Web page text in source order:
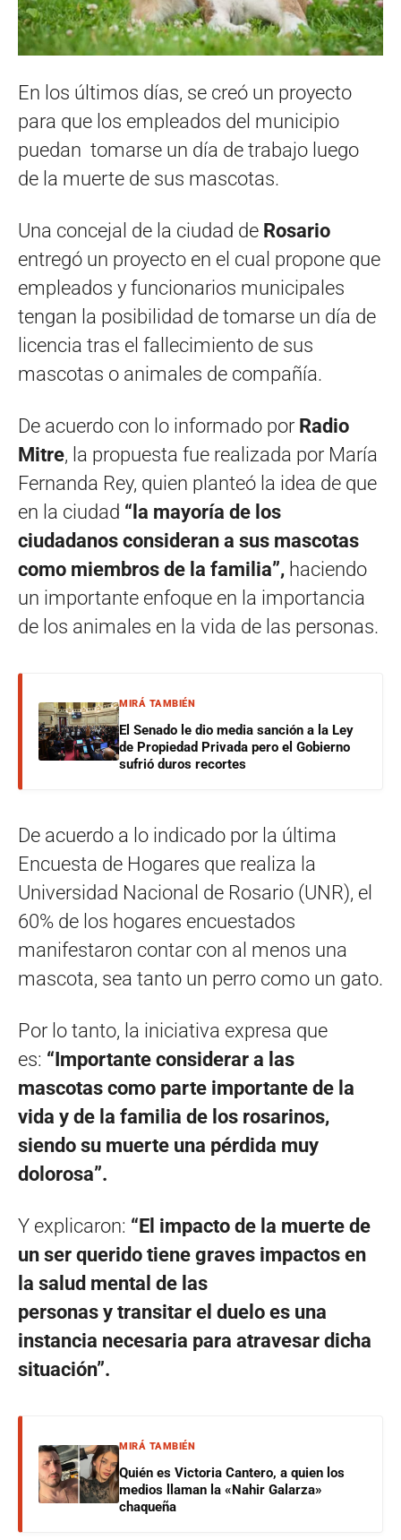
En los últimos días, se creó un proyecto
para que los empleados del municipio
puedan tomarse un día de trabajo luego
de la muerte de sus mascotas.
Una concejal de la ciudad de Rosario
entregó un proyecto en el cual propone que
empleados y funcionarios municipales
tengan la posibilidad de tomarse un día de
licencia tras el fallecimiento de sus
mascotas o animales de compañía.
De acuerdo con lo informado por Radio
Mitre, la propuesta fue realizada por María
Fernanda Rey, quien planteó la idea de que
en la ciudad “la mayoría de los
ciudadanos consideran a sus mascotas
como miembros de la familia”, haciendo
un importante enfoque en la importancia
de los animales en la vida de las personas.
MIRÁ TAMBIÉN
El Senado le dio media sanción a la Ley
de Propiedad Privada pero el Gobierno
sufrió duros recortes
De acuerdo a lo indicado por la última
Encuesta de Hogares que realiza la
Universidad Nacional de Rosario (UNR), el
60% de los hogares encuestados
manifestaron contar con al menos una
mascota, sea tanto un perro como un gato.
Por lo tanto, la iniciativa expresa que
es: “Importante considerar a las
mascotas como parte importante de la
vida y de la familia de los rosarinos,
siendo su muerte una pérdida muy
dolorosa”.
Y explicaron: “El impacto de la muerte de
un ser querido tiene graves impactos en
la salud mental de las
personas y transitar el duelo es una
instancia necesaria para atravesar dicha
situación”.
MIRÁ TAMBIÉN
Quién es Victoria Cantero, a quien los
medios llaman la «Nahir Galarza»
chaqueña